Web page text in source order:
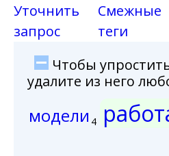
Уточнить
запрос
Смежные
теги
Чтобы
удалите из него
модели 4